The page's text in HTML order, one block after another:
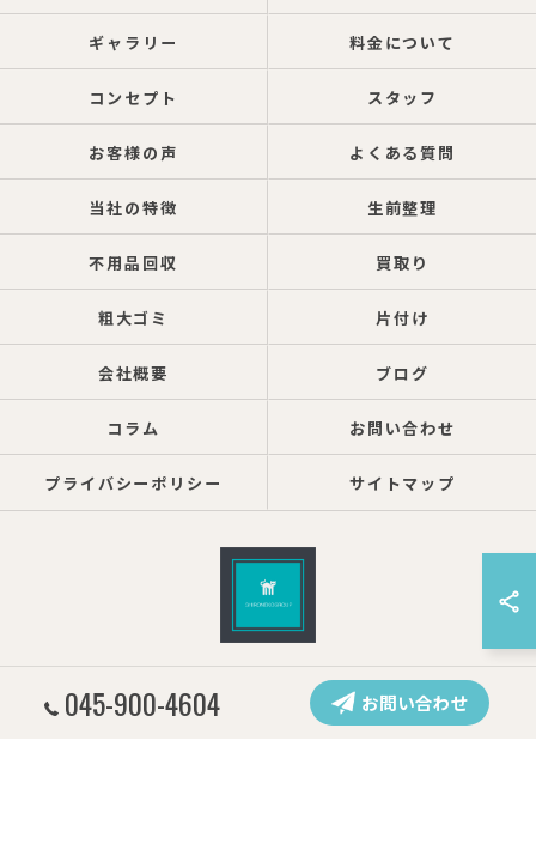
045-900-4604 お問い合わせ
ギャラリー 料金について
コンセプト スタッフ
お客様の声 よくある質問
当社の特徴 生前整理
不用品回収 買取り
粗大ゴミ 片付け
会社概要 ブログ
コラム お問い合わせ
プライバシーポリシー サイトマップ
© 2026 神奈川県横浜の遺品整理ならしろねこグループ株式会社 ALL RIGHTS